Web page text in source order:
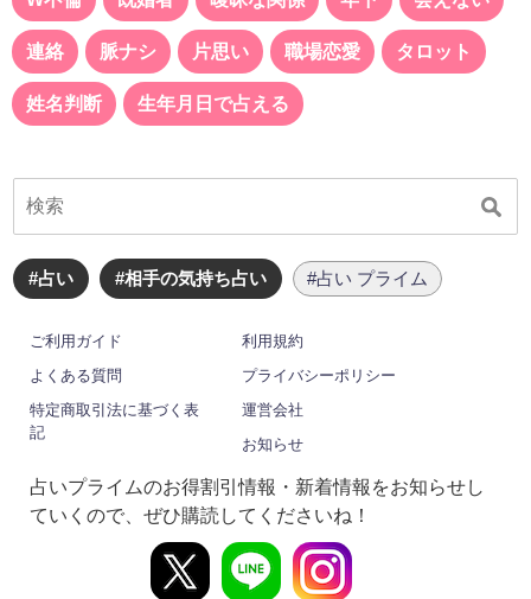
連絡 脈ナシ 片思い 職場恋愛 タロット
姓名判断 生年月日で占える
#占い #相手の気持ち占い #占い プライム
ご利用ガイド
利用規約
よくある質問
プライバシーポリシー
特定商取引法に基づく表
記
運営会社
お知らせ
占いプライムのお得割引情報・新着情報をお知らせし
ていくので、ぜひ購読してくださいね！